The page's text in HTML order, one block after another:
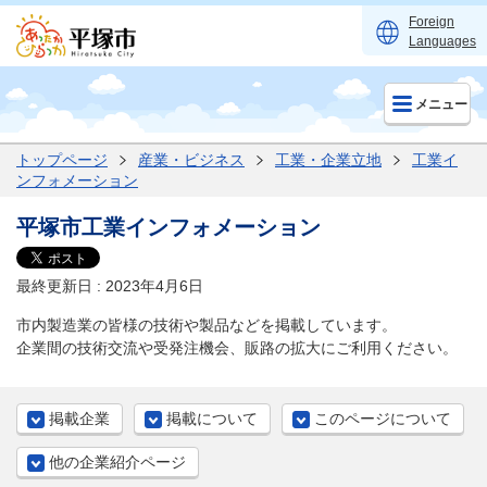
Foreign
Languages
メニュー
トップページ 産業・ビジネス 工業・企業立地
工業イ
ンフォメーション
平塚市工業インフォメーション
最終更新日 : 2023年4月6日
市内製造業の皆様の技術や製品などを掲載しています。
企業間の技術交流や受発注機会、販路の拡大にご利用ください。
掲載企業 掲載について このページについて
他の企業紹介ページ